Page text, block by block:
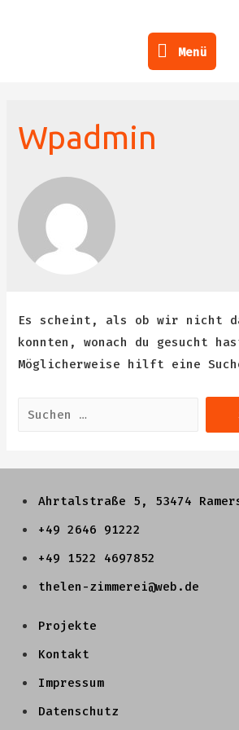
Menü
Menü
Wpadmin
Es scheint, als ob wir nicht
konnten, wonach du gesucht
Möglicherweise hilft eine
Suchen
Ahrtalstraße 5, 53474
+49 2646 91222
+49 1522 4697852
thelen-zimmerei@web.de
Projekte
Kontakt
Impressum
Datenschutz